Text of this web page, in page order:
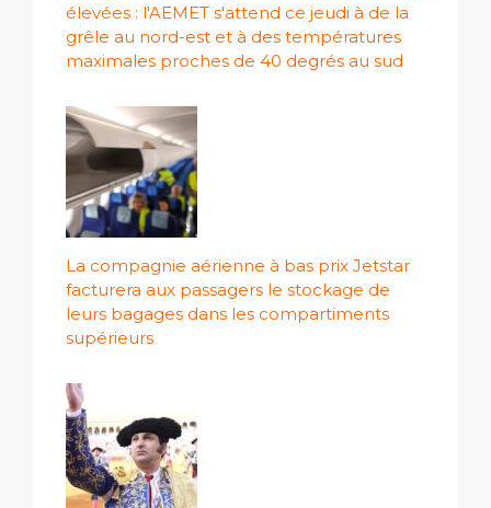
élevées : l'AEMET s'attend ce jeudi à de la
grêle au nord-est et à des températures
maximales proches de 40 degrés au sud
La compagnie aérienne à bas prix Jetstar
facturera aux passagers le stockage de
leurs bagages dans les compartiments
supérieurs